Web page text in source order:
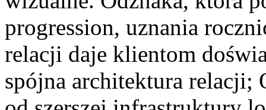
progression, uznania
relacji daje klientom
spójna architektura relacji;